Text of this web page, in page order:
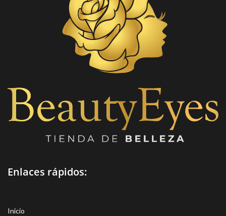
Enlaces rápidos:
Inicio